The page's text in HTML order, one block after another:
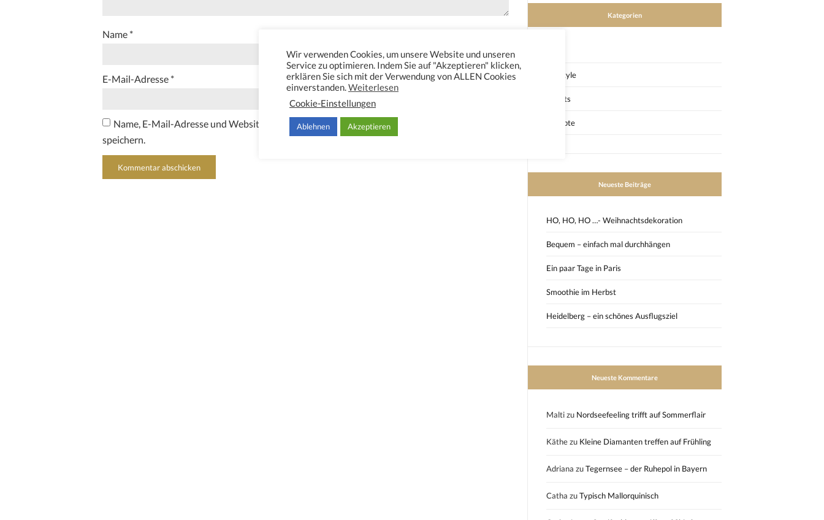
Name *
E-Mail-Adresse *
Name, E-Mail-Adresse und Website in diesem Browser für meinen nächsten Kommentar
speichern.
Kategorien
Lifestyle
Outfits
Rezepte
Neueste Beiträge
HO, HO, HO …- Weihnachtsdekoration
Bequem – einfach mal durchhängen
Ein paar Tage in Paris
Smoothie im Herbst
Heidelberg – ein schönes Ausflugsziel
Neueste Kommentare
Maltizu Nordseefeeling trifft auf Sommerflair
Käthezu Kleine Diamanten treffen auf Frühling
Adriana zuTegernsee – der Ruhepol in Bayern
Catha zuTypisch Mallorquinisch
Wir verwenden Cookies, um unsere Website und unseren
Service zu optimieren. Indem Sie auf "Akzeptieren" klicken,
erklären Sie sich mit der Verwendung von ALLEN Cookies
einverstanden.Weiterlesen
Cookie-Einstellungen
Ablehnen Akzeptieren